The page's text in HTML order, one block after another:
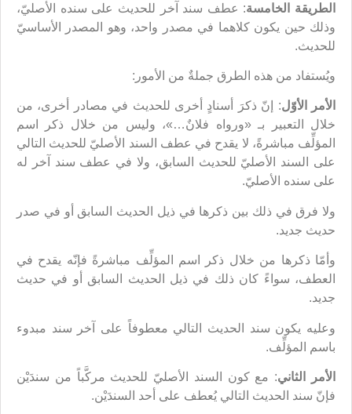
الطريقة الخامسة: عطف سند آخر للحديث على سنده الأصليّ،
وذلك حين يكون كلاهما في مصدر واحد، وهو المصدر الأساسيّ
للحديث.
ويُستفاد من هذه الطرق جملةٌ من الأمور:
الأمر الأوّل: إنّ ذكرَ أسنادٍ أخرى للحديث في مصادر أخرى، من
خلال التعبير بـ «ورواه فلانٌ…»، وليس من خلال ذكر اسم
المؤلِّف مباشرةً، لا يقدح في عطف السند الأصليّ للحديث التالي
على السند الأصليّ للحديث السابق، ولا في عطف سند آخر له
على سنده الأصليّ.
ولا فرق في ذلك بين ذكرها في ذيل الحديث السابق أو في صدر
حديث جديد.
وأمّا ذكرها من خلال ذكر اسم المؤلِّف مباشرةً فإنّه يقدح في
العطف، سواءً كان ذلك في ذيل الحديث السابق أو في حديث
جديد.
وعليه يكون سند الحديث التالي معطوفاً على آخر سند مبدوء
باسم المؤلِّف.
الأمر الثاني: مع كون السند الأصليّ للحديث مركَّباً من سندَيْن
فإنّ سند الحديث التالي يُعطف على أحد السندَيْن.